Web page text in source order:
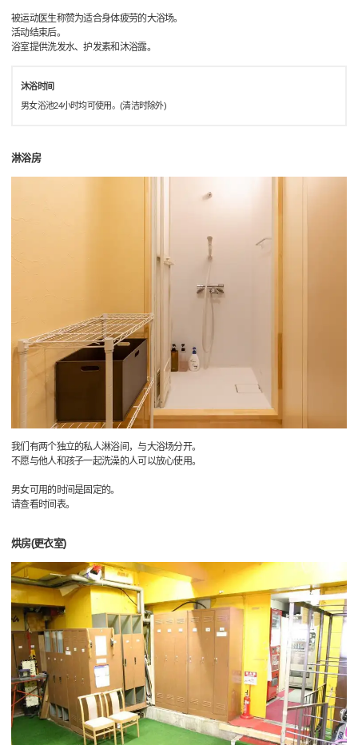
被运动医生称赞为适合身体疲劳的大浴场。
活动结束后。
浴室提供洗发水、护发素和沐浴露。
沐浴时间
男女浴池24小时均可使用。(清洁时除外)
淋浴房
我们有两个独立的私人淋浴间，与大浴场分开。
不愿与他人和孩子一起洗澡的人可以放心使用。
男女可用的时间是固定的。
请查看时间表。
烘房(更衣室)